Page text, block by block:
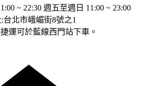
~ 22:30 週五至週日 11:00 ~ 23:00
台北市峨嵋街8號之1
運可於藍線西門站下車。